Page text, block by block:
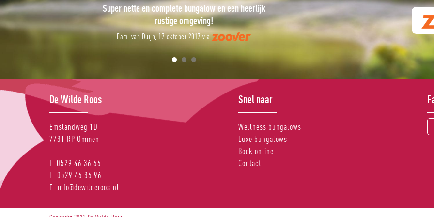
complete bungalow
2017 via
Super nette en complete bungalow en een heerlijk
rustige omgeving!
Fam. van Duijn, 17 oktober 2017 via
Een prachtige week op heerlijk rustig park!
J. G. Kuipers, 11 oktober 2017 via
De Wilde Roos
Emslandweg 1D
7731 RP Ommen
T: 0529 46 36 66
F: 0529 46 36 96
E: info@dewilderoos.nl
Snel naar
Wellness bungalows
Luxe bungalows
Boek online
Contact